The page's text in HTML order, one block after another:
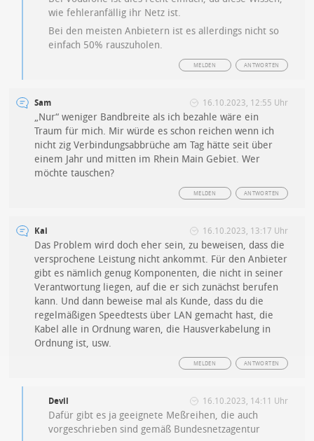
wie fehleranfällig ihr Netz ist.
Bei den meisten Anbietern ist es allerdings nicht so
einfach 50% rauszuholen.
ANTWORTEN
MELDEN
Sam 16.10.2023, 12:55 Uhr
„Nur“ weniger Bandbreite als ich bezahle wäre ein
Traum für mich. Mir würde es schon reichen wenn ich
nicht zig Verbindungsabbrüche am Tag hätte seit über
einem Jahr und mitten im Rhein Main Gebiet. Wer
möchte tauschen?
ANTWORTEN
MELDEN
Kai 16.10.2023, 13:17 Uhr
Das Problem wird doch eher sein, zu beweisen, dass die
versprochene Leistung nicht ankommt. Für den Anbieter
gibt es nämlich genug Komponenten, die nicht in seiner
Verantwortung liegen, auf die er sich zunächst berufen
kann. Und dann beweise mal als Kunde, dass du die
regelmäßigen Speedtests über LAN gemacht hast, die
Kabel alle in Ordnung waren, die Hausverkabelung in
Ordnung ist, usw.
ANTWORTEN
MELDEN
Devil 16.10.2023, 14:11 Uhr
Dafür gibt es ja geeignete Meßreihen, die auch
vorgeschrieben sind gemäß Bundesnetzagentur